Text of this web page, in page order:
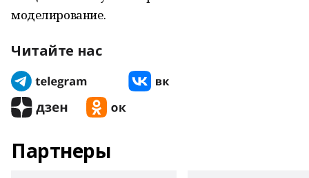
моделирование.
Читайте нас
Партнеры